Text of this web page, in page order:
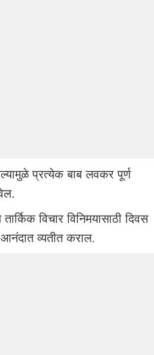
प्रत्येक बाब लवकर पूर्ण
विचार विनिमयासाठी दिवस
व्यतीत कराल.